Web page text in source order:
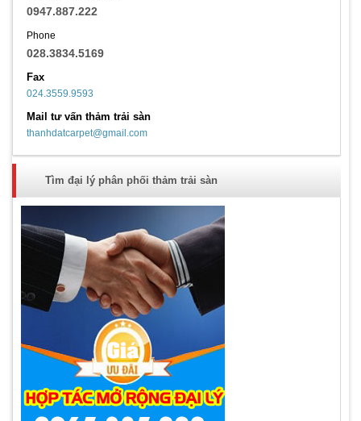
0947.887.222
Phone
028.3834.5169
Fax
024.3559.9593
Mail tư vấn thảm trải sàn
thanhdatcarpet@gmail.com
Tìm đại lý phân phối thảm trải sàn